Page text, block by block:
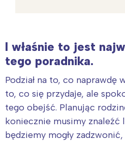
I właśnie to jest
tego poradnika.
Podział na to, co naprawdę
to, co się przydaje, ale
tego obejść. Planując
koniecznie musimy znaleźć
będziemy mogły